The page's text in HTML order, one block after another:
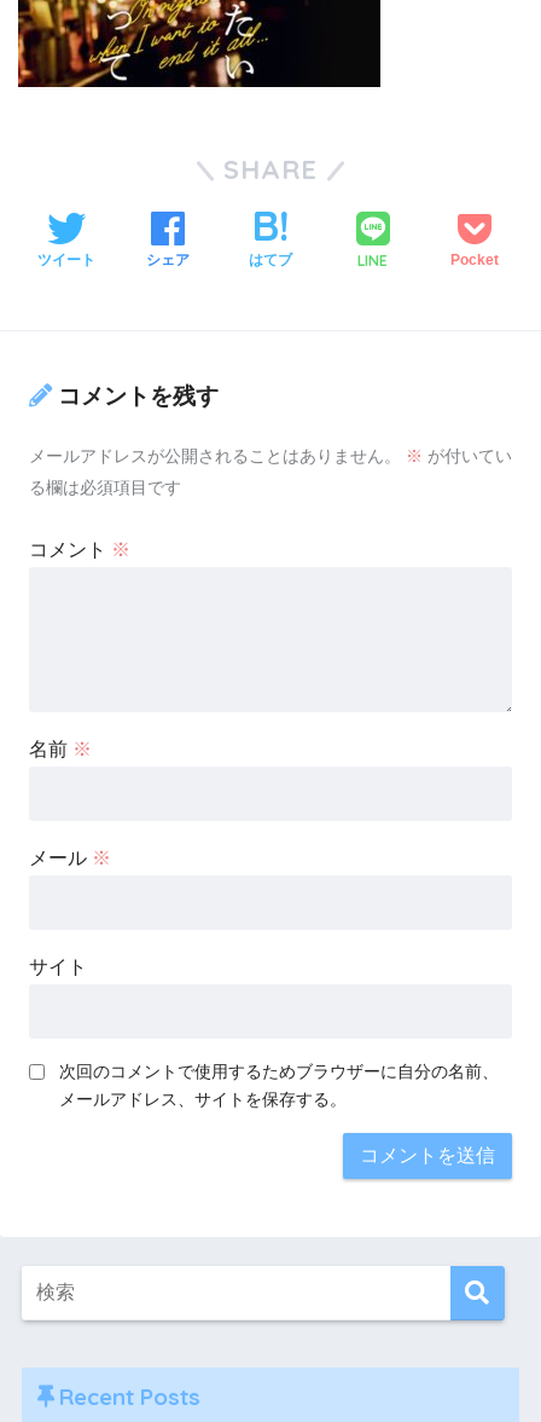
SHARE
ツイート シェア はてブ LINE Pocket
コメントを残す
メールアドレスが公開されることはありません。 ※ が付いてい
る欄は必須項目です
コメント ※
名前 ※
メール ※
サイト
次回のコメントで使用するためブラウザーに自分の名前、
メールアドレス、サイトを保存する。
Recent Posts